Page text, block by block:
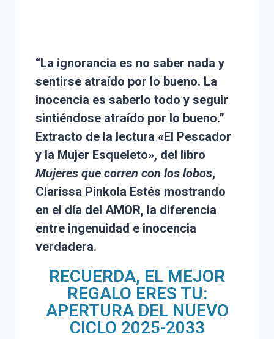
“La ignorancia es no saber nada y
sentirse atraído por lo bueno. La
inocencia es saberlo todo y seguir
sintiéndose atraído por lo bueno.”
Extracto de la lectura «El Pescador
y la Mujer Esqueleto», del libro
Mujeres que corren con los lobos,
Clarissa Pinkola Estés mostrando
en el día del AMOR, la diferencia
entre ingenuidad e inocencia
verdadera.
RECUERDA, EL MEJOR
REGALO ERES TU:
APERTURA DEL NUEVO
CICLO 2025-2033